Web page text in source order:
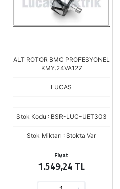
ALT ROTOR BMC PROFESYONEL
KMY.24VA127
LUCAS
Stok Kodu : BSR-LUC-UET303
Stok Miktarı : Stokta Var
Fiyat
1.549,24 TL